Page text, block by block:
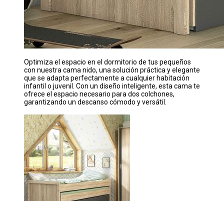
Optimiza el espacio en el dormitorio de tus pequeños
con nuestra cama nido, una solución práctica y elegante
que se adapta perfectamente a cualquier habitación
infantil o juvenil. Con un diseño inteligente, esta cama te
ofrece el espacio necesario para dos colchones,
garantizando un descanso cómodo y versátil.